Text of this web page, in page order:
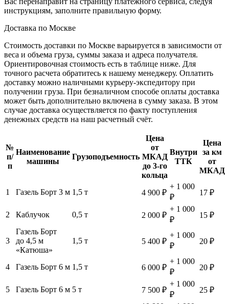
инструкциям, заполните правильную форму.
Доставка по Москве
Стоимость доставки по Москве варьируется в зависимости от
веса и объема груза, суммы заказа и адреса получателя.
Ориентировочная стоимость есть в таблице ниже. Для
точного расчета обратитесь к нашему менеджеру. Оплатить
доставку можно наличными курьеру-экспедитору при
получении груза. При безналичном способе оплаты доставка
может быть дополнительно включена в сумму заказа. В этом
случае доставка осуществляется по факту поступления
денежных средств на наш расчетный счёт.
№
п/
п
Наименование
машины
Грузоподъемность
Цена
от
МКАД
до 3-го
кольца
Внутри
ТТК
Цена
за км
от
МКАД
1 Газель Борт 3 м 1,5 т 4 900 ₽
+ 1 000
₽
17 ₽
2 Каблучок 0,5 т 2 000 ₽
+ 1 000
₽
15 ₽
3
Газель Борт
до 4,5 м
«Катюша»
1,5 т 5 400 ₽
+ 1 000
₽
20 ₽
4 Газель Борт 6 м 1,5 т 6 000 ₽
+ 1 000
₽
20 ₽
5 Газель Борт 6 м 5 т 7 500 ₽
+ 1 000
₽
25 ₽